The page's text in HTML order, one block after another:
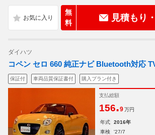
無
料
見積もり
ダイハツ
コペン セロ 660 純正ナビ Bluetooth対応
保証付 車両品質保証書付 購入プラン付き
支払総額
156.9 万円
年式 2016年
車検
'27/7